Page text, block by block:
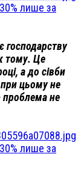
лише за
господарству
тому. Це
а до сівби
цьому не
проблема не
лише за